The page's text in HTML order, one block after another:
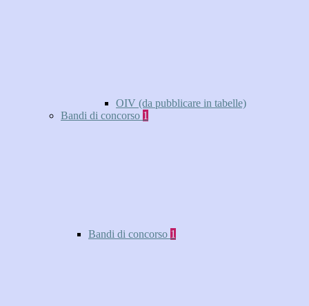
OIV (da pubblicare in tabelle)
Bandi di concorso 1
Bandi di concorso 1